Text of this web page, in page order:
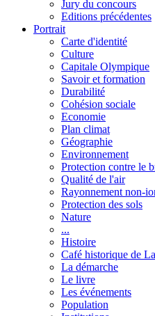
Jury du concours
Editions précédentes
Portrait
Carte d'identité
Culture
Capitale Olympique
Savoir et formation
Durabilité
Cohésion sociale
Economie
Plan climat
Géographie
Environnement
Protection contre le
Qualité de l'air
Rayonnement non-
Protection des sols
Nature
...
Histoire
Café historique de
La démarche
Le livre
Les événements
Population